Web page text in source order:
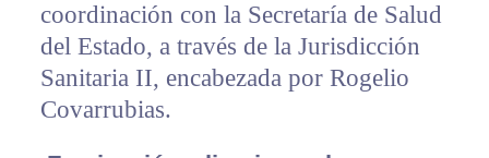
coordinación con la Secretaría de Salud
del Estado, a través de la Jurisdicción
Sanitaria II, encabezada por Rogelio
Covarrubias.